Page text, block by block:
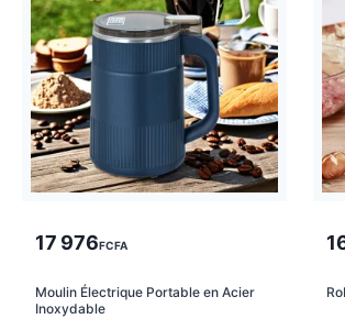
17 976FCFA
Moulin Électrique Portable en Acier
Inoxydable